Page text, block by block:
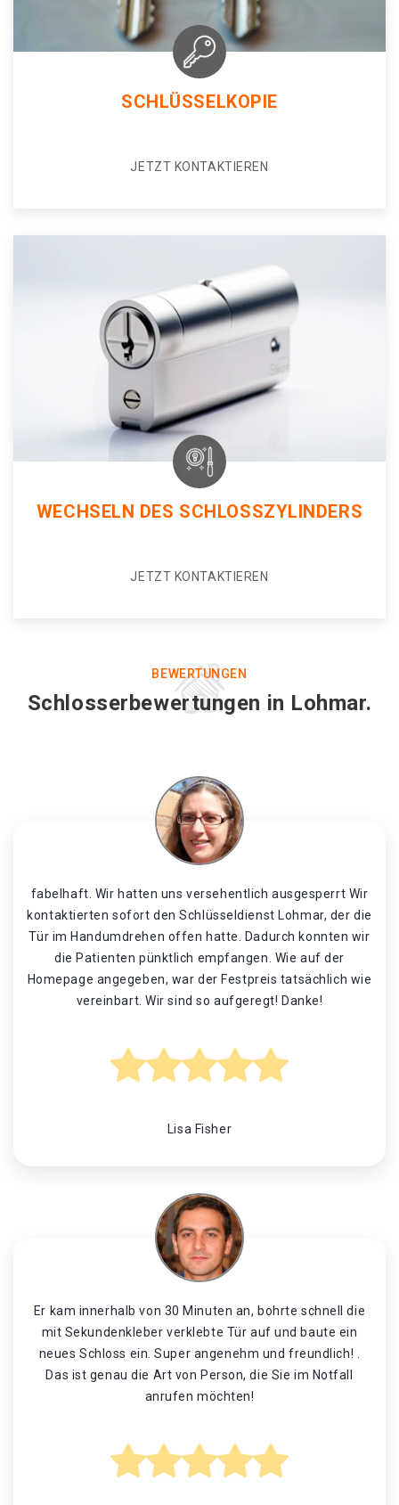
SCHLÜSSELKOPIE
JETZT KONTAKTIEREN
WECHSELN DES SCHLOSSZYLINDERS
JETZT KONTAKTIEREN
BEWERTUNGEN
Schlosserbewertungen in Lohmar.
fabelhaft. Wir hatten uns versehentlich ausgesperrt Wir
kontaktierten sofort den Schlüsseldienst Lohmar, der die
Tür im Handumdrehen offen hatte. Dadurch konnten wir
die Patienten pünktlich empfangen. Wie auf der
Homepage angegeben, war der Festpreis tatsächlich wie
vereinbart. Wir sind so aufgeregt! Danke!
Lisa Fisher
Er kam innerhalb von 30 Minuten an, bohrte schnell die
mit Sekundenkleber verklebte Tür auf und baute ein
neues Schloss ein. Super angenehm und freundlich! .
Das ist genau die Art von Person, die Sie im Notfall
anrufen möchten!